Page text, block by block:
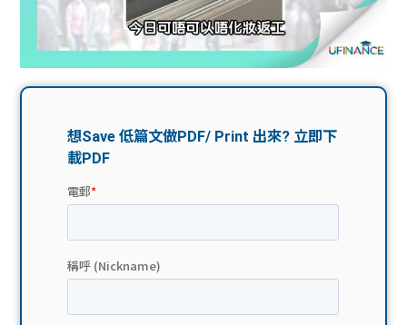
大學
生學
貸款
Gui
de
ge
校園
贊助